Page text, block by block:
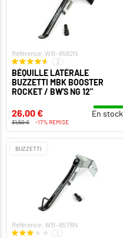
Référence: WB-8582N
2
BÉQUILLE LATÉRALE
BUZZETTI MBK BOOSTER
ROCKET / BW'S NG 12"
26,00 € En stock
31,50 € -17% REMISE
BUZZETTI
Référence: WB-8578N
1